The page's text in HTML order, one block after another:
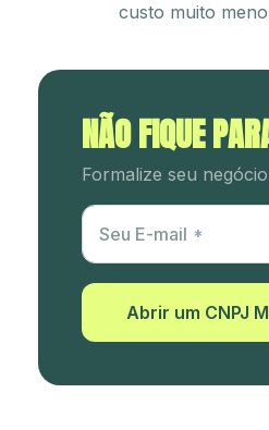
custo muito
NÃO FIQUE
Formalize seu
Utm Content
Seu E-mail
Abrir um CNPJ